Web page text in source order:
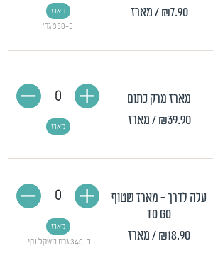
₪7.90 / מארז
כ-350 גר'
מארז
מארז מרק כתום
₪39.90 / מארז מארז
0
עלה לדרך - מארז שטוף
TO GO
₪18.90/ מארז כ-340 גרם משקל נקי.
מארז
0